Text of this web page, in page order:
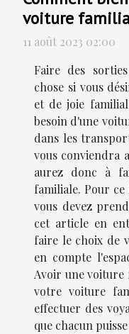
voiture
11 août 2023 02:00
Faire des
chose si vous
et de joie
besoin d'une
dans les
vous conviendra
aurez donc à
familiale. Pour
vous devez
cet article en
faire le choix de
en compte
Avoir une voiture
votre voiture
effectuer des
que chacun